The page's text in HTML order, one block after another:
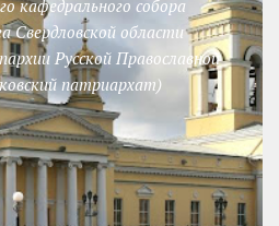
кафедрального собора
Свердловской области
Русской Православной
патриархат)